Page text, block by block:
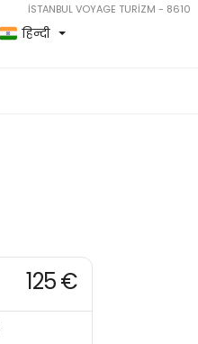
İSTANBUL VOYAGE TURİZM - 8610
हिन्दी
125 €